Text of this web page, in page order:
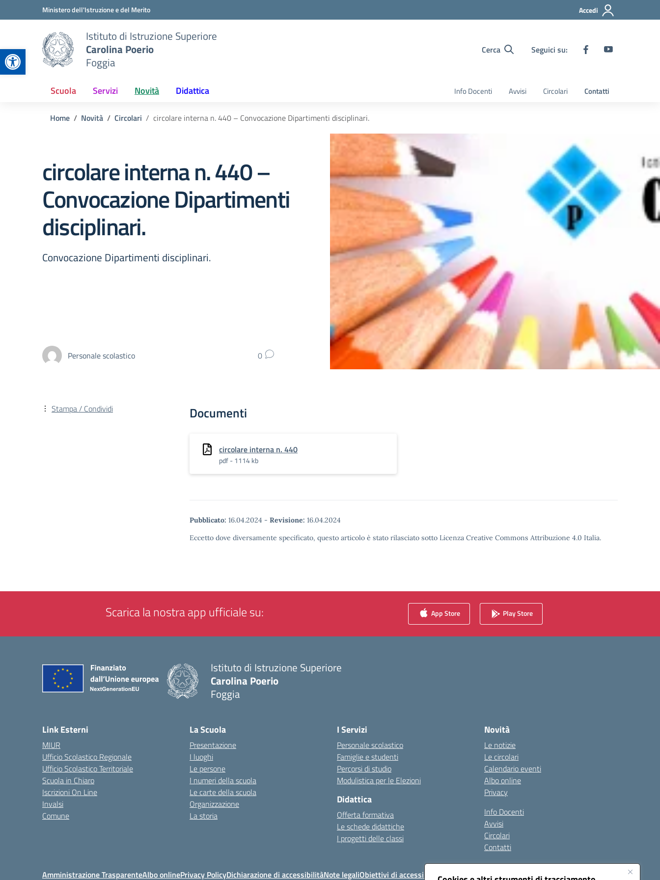
Apri la barra degli strumenti
Vai ai contenuti
Vai al menu di navigazioneMinistero dell'Istruzione e del Merito Accedi
Istituto di Istruzione Superiore
Carolina Poerio
Foggia
Cerca Seguici su:
Scuola Servizi Novità Didattica Info Docenti Avvisi Circolari Contatti
Home Novità Circolari circolare interna n. 440 – Convocazione Dipartimenti disciplinari.
circolare interna n. 440 –
Convocazione Dipartimenti
disciplinari.
Convocazione Dipartimenti disciplinari.
Personale scolastico 0
Documenti
circolare interna n. 440
pdf - 1114 kb
Pubblicato: 16.04.2024 - Revisione: 16.04.2024
Eccetto dove diversamente specificato, questo articolo è stato rilasciato sotto Licenza Creative Commons Attribuzione 4.0 Italia.
Stampa / Condividi
Scarica la nostra app ufficiale su: App Store Play Store
Istituto di Istruzione Superiore
Carolina Poerio
Foggia
Link Esterni
MIUR
Ufficio Scolastico Regionale
Ufficio Scolastico Territoriale
Scuola in Chiaro
Iscrizioni On Line
Invalsi
Comune
La Scuola
Presentazione
I luoghi
Le persone
I numeri della scuola
Le carte della scuola
Organizzazione
La storia
I Servizi
Personale scolastico
Famiglie e studenti
Percorsi di studio
Modulistica per le Elezioni
Didattica
Offerta formativa
Le schede didattiche
I progetti delle classi
Novità
Le notizie
Le circolari
Calendario eventi
Albo online
Privacy
Info Docenti
Avvisi
Circolari
Contatti
Amministrazione TrasparenteAlbo onlinePrivacy PolicyDichiarazione di accessibilitàNote legaliObiettivi di accessibilità